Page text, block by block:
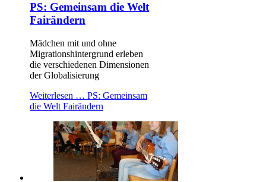
PS: Gemeinsam die Welt
Fairändern
Mädchen mit und ohne
Migrationshintergrund erleben
die verschiedenen Dimensionen
der Globalisierung
Weiterlesen … PS: Gemeinsam
die Welt Fairändern